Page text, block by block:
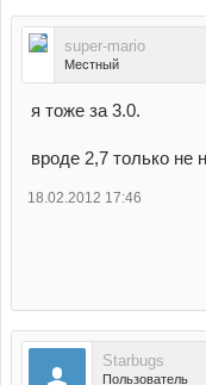
super-mario
Местный
я тоже за 3.0.
вроде 2,7 только не
18.02.2012 17:46
Starbugs
Пользователь